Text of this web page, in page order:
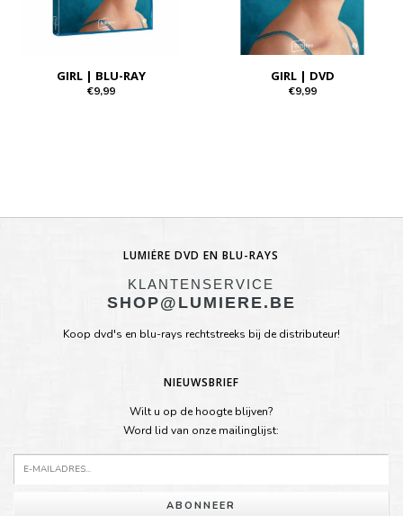
GIRL | BLU-RAY
€9,99
GIRL | DVD
€9,99
LUMIÈRE DVD EN BLU-RAYS
KLANTENSERVICE
SHOP@LUMIERE.BE
Koop dvd's en blu-rays rechtstreeks bij de distributeur!
NIEUWSBRIEF
Wilt u op de hoogte blijven?
Word lid van onze mailinglijst:
ABONNEER